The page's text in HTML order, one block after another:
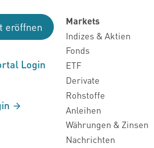
eröffnen
Login
Markets
Indizes & Aktien
Fonds
ETF
Derivate
Rohstoffe
Anleihen
Währungen & Zinsen
Nachrichten